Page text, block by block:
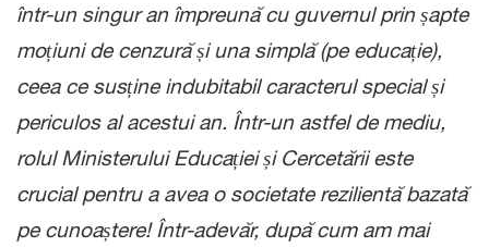
într-un singur an împreună cu guvernul prin șapte
moțiuni de cenzură și una simplă (pe educație),
ceea ce susține indubitabil caracterul special și
periculos al acestui an. Într-un astfel de mediu,
rolul Ministerului Educației și Cercetării este
crucial pentru a avea o societate rezilientă bazată
pe cunoaștere! Într-adevăr, după cum am mai